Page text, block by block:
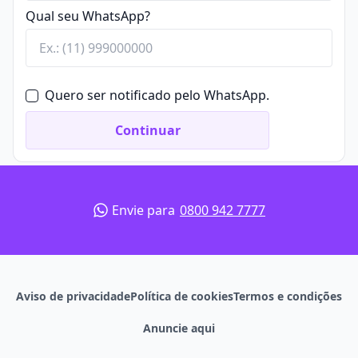
Qual seu WhatsApp?
Quero ser notificado pelo WhatsApp.
Continuar
Envie para 0800 942 7777
Aviso de privacidadePolítica de cookiesTermos e condições
Anuncie aqui